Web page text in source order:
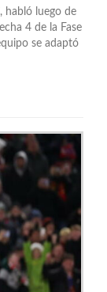
habló luego de
4 de la Fase
se adaptó